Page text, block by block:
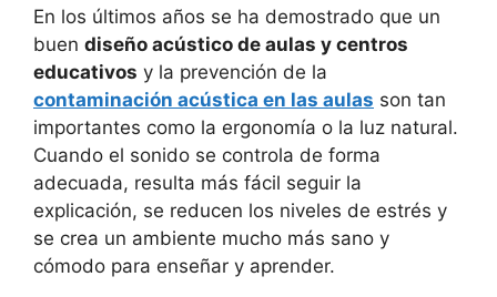
En los últimos años se ha demostrado que un
buen diseño acústico de aulas y centros
educativos y la prevención de la
contaminación acústica en las aulas son tan
importantes como la ergonomía o la luz natural.
Cuando el sonido se controla de forma
adecuada, resulta más fácil seguir la
explicación, se reducen los niveles de estrés y
se crea un ambiente mucho más sano y
cómodo para enseñar y aprender.